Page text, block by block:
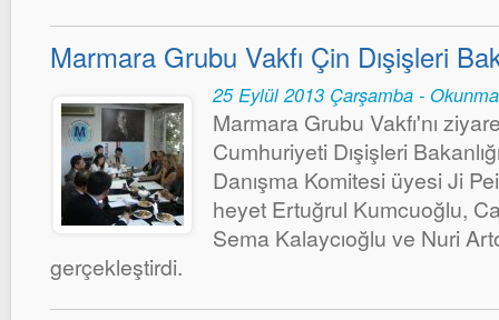
Marmara Grubu Vakfı Çin Dışişleri
25 Eylül 2013 Çarşamba -
Marmara Grubu Vakfı'nı
Cumhuriyeti Dışişleri
Danışma Komitesi üyesi Ji
heyet Ertuğrul Kumcuoğlu,
Sema Kalaycıoğlu ve Nuri
gerçekleştirdi.